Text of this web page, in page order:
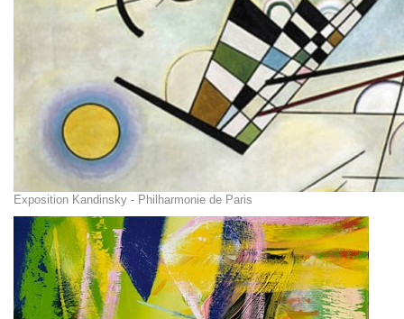
Exposition Kandinsky - Philharmonie de Paris